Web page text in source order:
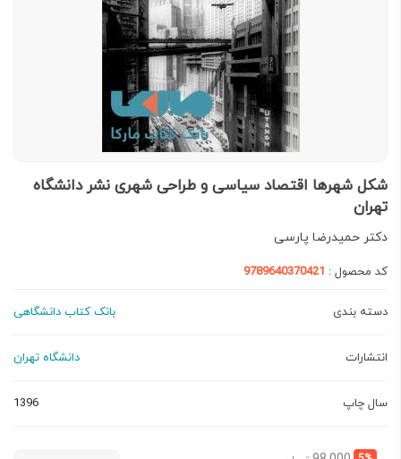
شکل شهرها اقتصاد سیاسی و طراحی شهری نشر دانشگاه
تهران
دکتر حمیدرضا پارسی
کد محصول : 9789640370421
دسته بندی بانک کتاب دانشگاهی
انتشارات دانشگاه تهران
سال چاپ 1396